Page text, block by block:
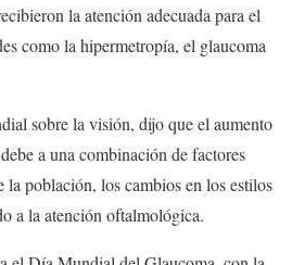
la atención adecuada para el
como la hipermetropía, el glaucoma
sobre la visión, dijo que el aumento
a una combinación de factores
la población, los cambios en los estilos
a la atención oftalmológica.